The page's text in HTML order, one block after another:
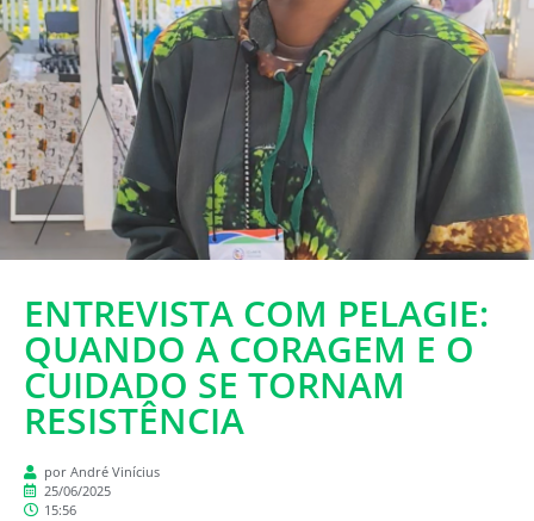
ENTREVISTA COM PELAGIE:
QUANDO A CORAGEM E O
CUIDADO SE TORNAM
RESISTÊNCIA
por André Vinícius
25/06/2025
15:56